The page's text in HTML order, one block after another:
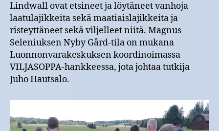
Lindwall ovat etsineet ja löytäneet vanhoja
laatulajikkeita sekä maatiaislajikkeita ja
risteyttäneet sekä viljelleet niitä. Magnus
Seleniuksen Nyby Gård-tila on mukana
Luonnonvarakeskuksen koordinoimassa
VILJASOPPA-hankkeessa, jota johtaa tutkija
Juho Hautsalo.